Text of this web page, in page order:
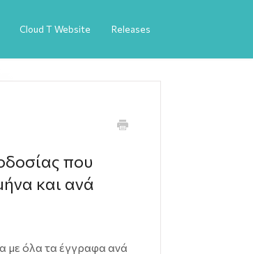
Cloud T Website Releases
που
και ανά
με όλα τα έγγραφα ανά